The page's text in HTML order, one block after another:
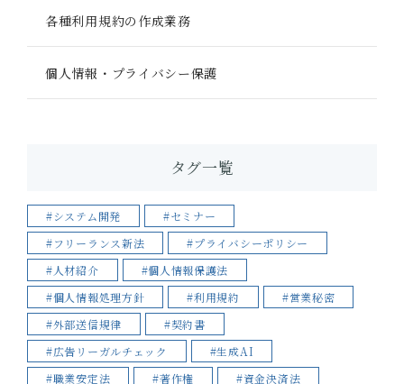
各種利用規約の作成業務
個人情報・プライバシー保護
タグ一覧
#システム開発
#セミナー
#フリーランス新法
#プライバシーポリシー
#人材紹介
#個人情報保護法
#個人情報処理方針
#利用規約
#営業秘密
#外部送信規律
#契約書
#広告リーガルチェック
#生成AI
#職業安定法
#著作権
#資金決済法